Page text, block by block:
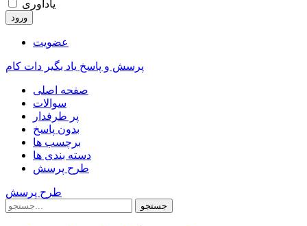
یادآوری
عضویت
پرسش و پاسخ یاد بگیر دات کام
صفحه اصلی
سوالات
پر طرفدار
بدون پاسخ
برچسب ها
دسته بندی ها
طرح پرسش
طرح پرسش